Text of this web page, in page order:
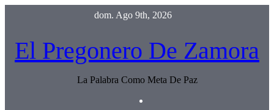
dom. Ago 9th, 2026
El Pregonero De Zamora
La Palabra Como Meta De Paz